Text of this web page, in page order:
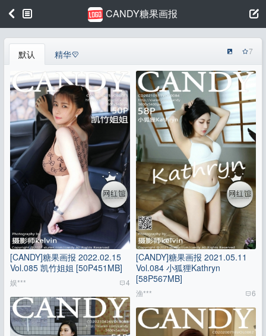
CANDY糖果画报
默认 精华 7
[CANDY]糖果画报 2022.02.15
Vol.085 凯竹姐姐 [50P451MB]
娱*** 4
[CANDY]糖果画报 2021.05.11
Vol.084 小狐狸Kathryn
[58P567MB]
渔*** 6